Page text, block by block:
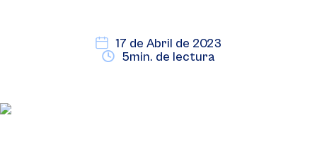
17 de Abril de 2023
5min. de lectura